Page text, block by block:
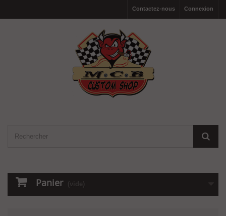
Connexion
Contactez-nous
Panier (vide)